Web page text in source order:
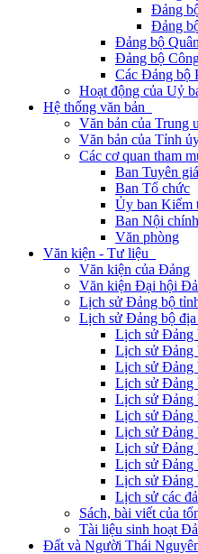
Đảng
Đảng
Đảng bộ
Đảng bộ
Các Đảng bộ
Hoạt động của Uỷ
Hệ thống văn bản
Văn bản của Trung
Văn bản của Tỉnh
Các cơ quan tham
Ban Tuyên
Ban Tổ chức
Ủy ban Kiểm
Ban Nội chính
Văn phòng
Văn kiện - Tư liệu
Văn kiện của Đảng
Văn kiện Đại hội
Lịch sử Đảng bộ
Lịch sử Đảng bộ
Lịch sử Đảng
Lịch sử Đảng
Lịch sử Đảng
Lịch sử Đảng
Lịch sử Đảng
Lịch sử Đảng
Lịch sử Đảng
Lịch sử Đảng
Lịch sử Đảng
Lịch sử Đảng
Lịch sử các
Sách, bài viết của
Tài liệu sinh hoạt
Đất và Người Thái